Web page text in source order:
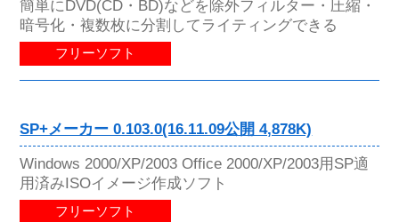
簡単にDVD(CD・BD)などを除外フィルター・圧縮・
暗号化・複数枚に分割してライティングできる
フリーソフト
SP+メーカー 0.103.0(16.11.09公開 4,878K)
Windows 2000/XP/2003 Office 2000/XP/2003用SP適
用済みISOイメージ作成ソフト
フリーソフト